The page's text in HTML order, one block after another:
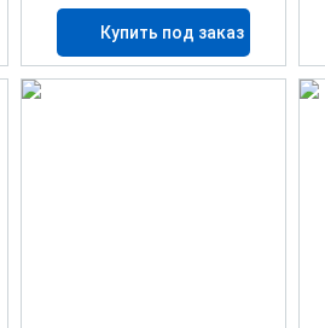
Купить под заказ